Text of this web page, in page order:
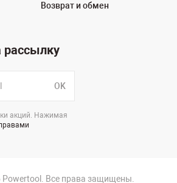
Возврат и обмен
рассылку
OK
акций. Нажимая
Powertool. Все права защищены.